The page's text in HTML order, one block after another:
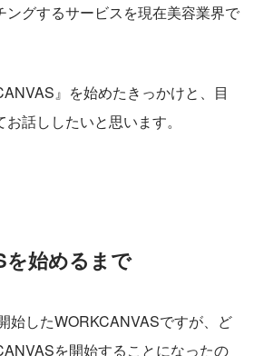
ングするサービスを現在美容業界で
』を始めたきっかけと、目
話ししたいと思います。
を始めるまで
始したWORKCANVASですが、ど
を開始することになったの